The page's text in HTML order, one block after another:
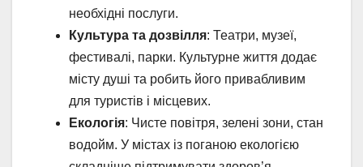
необхідні послуги.
Культура та дозвілля: Театри, музеї,
фестивалі, парки. Культурне життя додає
місту душі та робить його привабливим
для туристів і місцевих.
Екологія: Чисте повітря, зелені зони, стан
водойм. У містах із поганою екологією